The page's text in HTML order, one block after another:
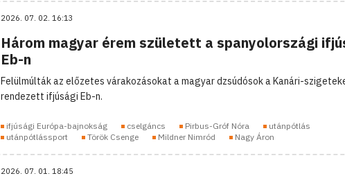
2026. 07. 02. 16:13
Három magyar érem született a spanyolországi
Eb-n
Felülmúlták az előzetes várakozásokat a magyar dzsúdósok a Kanári-
rendezett ifjúsági Eb-n.
ifjúsági Európa-bajnokság cselgáncs Pirbus-Gróf Nóra
utánpótlás
utánpótlássport
Török Csenge Mildner Nimród Nagy Áron
2026. 07. 01. 18:45